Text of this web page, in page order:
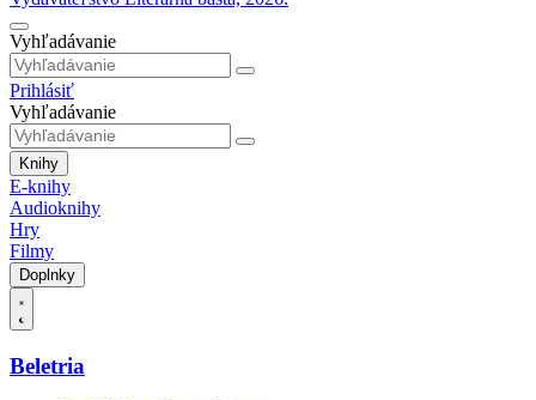
Vyhľadávanie
Prihlásiť
Vyhľadávanie
Knihy
E-knihy
Audioknihy
Hry
Filmy
Doplnky
Beletria